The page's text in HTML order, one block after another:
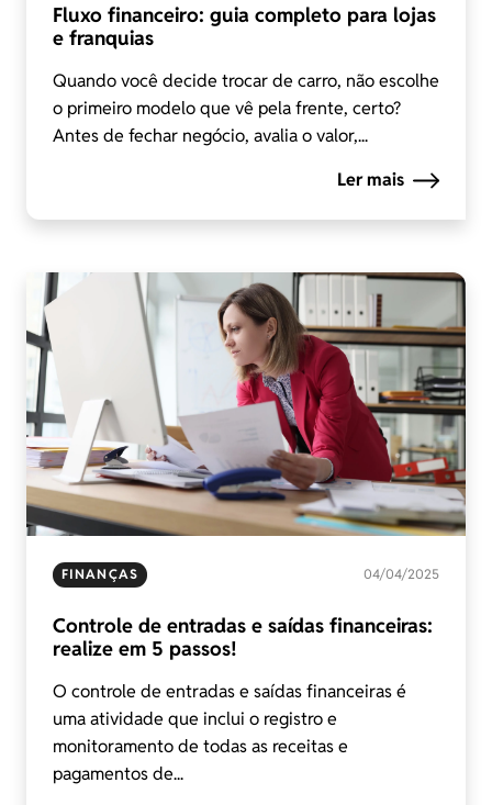
Fluxo financeiro: guia completo para lojas
e franquias
Quando você decide trocar de carro, não escolhe
o primeiro modelo que vê pela frente, certo?
Antes de fechar negócio, avalia o valor,...
Ler mais
FINANÇAS 04/04/2025
Controle de entradas e saídas financeiras:
realize em 5 passos!
O controle de entradas e saídas financeiras é
uma atividade que inclui o registro e
monitoramento de todas as receitas e
pagamentos de...